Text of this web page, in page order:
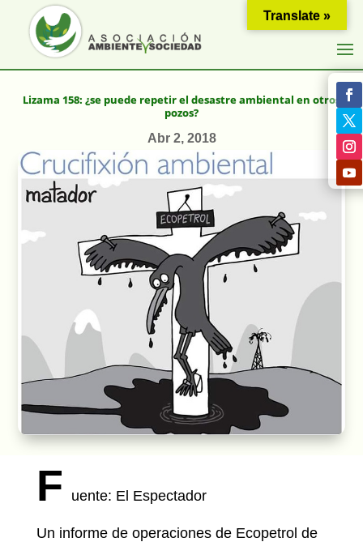
Lizama 158: ¿se puede repetir el desastre ambiental en otros
pozos?
Abr 2, 2018
F uente: El Espectador
Un informe de operaciones de Ecopetrol de
Translate »